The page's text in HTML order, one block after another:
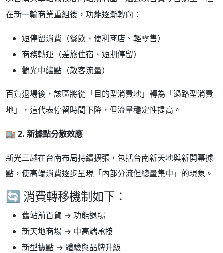
在新一輪商業重組後，功能逐漸轉向：
短停留消費（餐飲、便利商店、輕零售）
商務轉運（差旅住宿、短期停留）
觀光中繼點（散客流量）
百貨退場後，該區將從「目的型消費地」轉為「過路型消費
地」，這代表停留時間下降，但流量穩定性提高。
🏬 2. 新據點分散效應
新光三越在台南布局持續擴張，包括台南新天地與新開幕據
點，使高端消費逐步呈現「內部分流但總量集中」的現象。
🔄 消費轉移機制如下：
舊站前百貨 → 功能退場
新天地商場 → 中高端承接
新型據點 → 體驗與品牌升級